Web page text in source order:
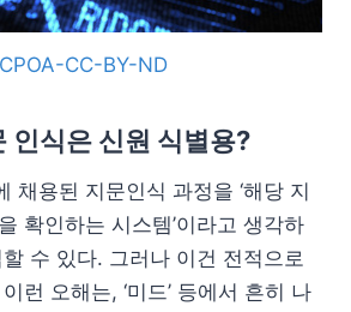
CPOA-CC-BY-ND
인식은 신원 식별용?
채용된 지문인식 과정을 ‘해당 지
확인하는 시스템’이라고 생각하
수 있다. 그러나 이건 전적으로
런 오해는, ‘미드’ 등에서 흔히 나